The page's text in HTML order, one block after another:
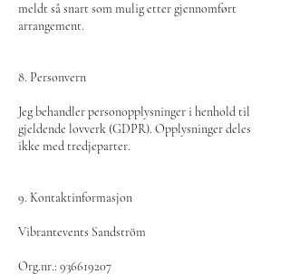
meldt så snart som mulig etter gjennomført
arrangement.
8. Personvern
Jeg behandler personopplysninger i henhold til
gjeldende lovverk (GDPR). Opplysninger deles
ikke med tredjeparter.
9. Kontaktinformasjon
Vibrantevents Sandström
Org.nr.: 936619207